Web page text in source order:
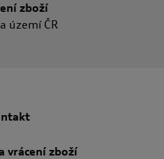
zboží
území ČR
vrácení zboží